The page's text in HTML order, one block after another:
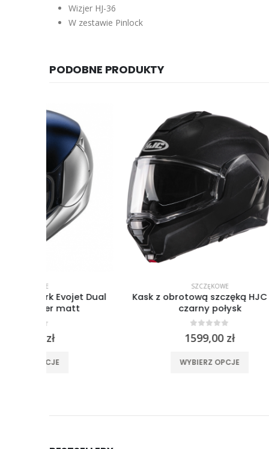
Wizjer HJ-36
W zestawie Pinlock
PODOBNE PRODUKTY
Kask z obrotową szczęką HJC I100
Kask